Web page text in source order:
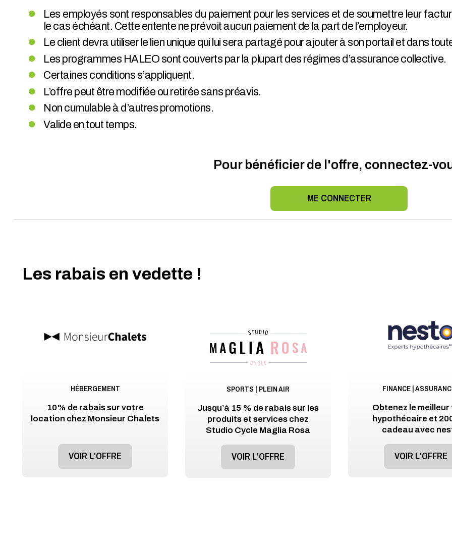
Les employés sont responsables du paiement pour les services et de soumettre leur
le cas échéant. Cette entente ne prévoit aucun paiement de la part de l’employeur.
Le client devra utiliser le lien unique qui lui sera partagé pour ajouter à son portail et dans
Les programmes HALEO sont couverts par la plupart des régimes d’assurance collective.
Certaines conditions s’appliquent.
L’offre peut être modifiée ou retirée sans préavis.
Non cumulable à d’autres promotions.
Valide en tout temps.
Pour bénéficier de l'offre, connectez-
ME CONNECTER
Les rabais en vedette !
HÉBERGEMENT
10% de rabais sur votre
location chez Monsieur Chalets
VOIR L'OFFRE
SPORTS | PLEIN AIR
Jusqu’à 15 % de rabais sur les
produits et services chez
Studio Cycle Maglia Rosa
VOIR L'OFFRE
FINANCE |
Obtenez le
hypothécaire et
cadeau avec
VOIR L'OFFRE